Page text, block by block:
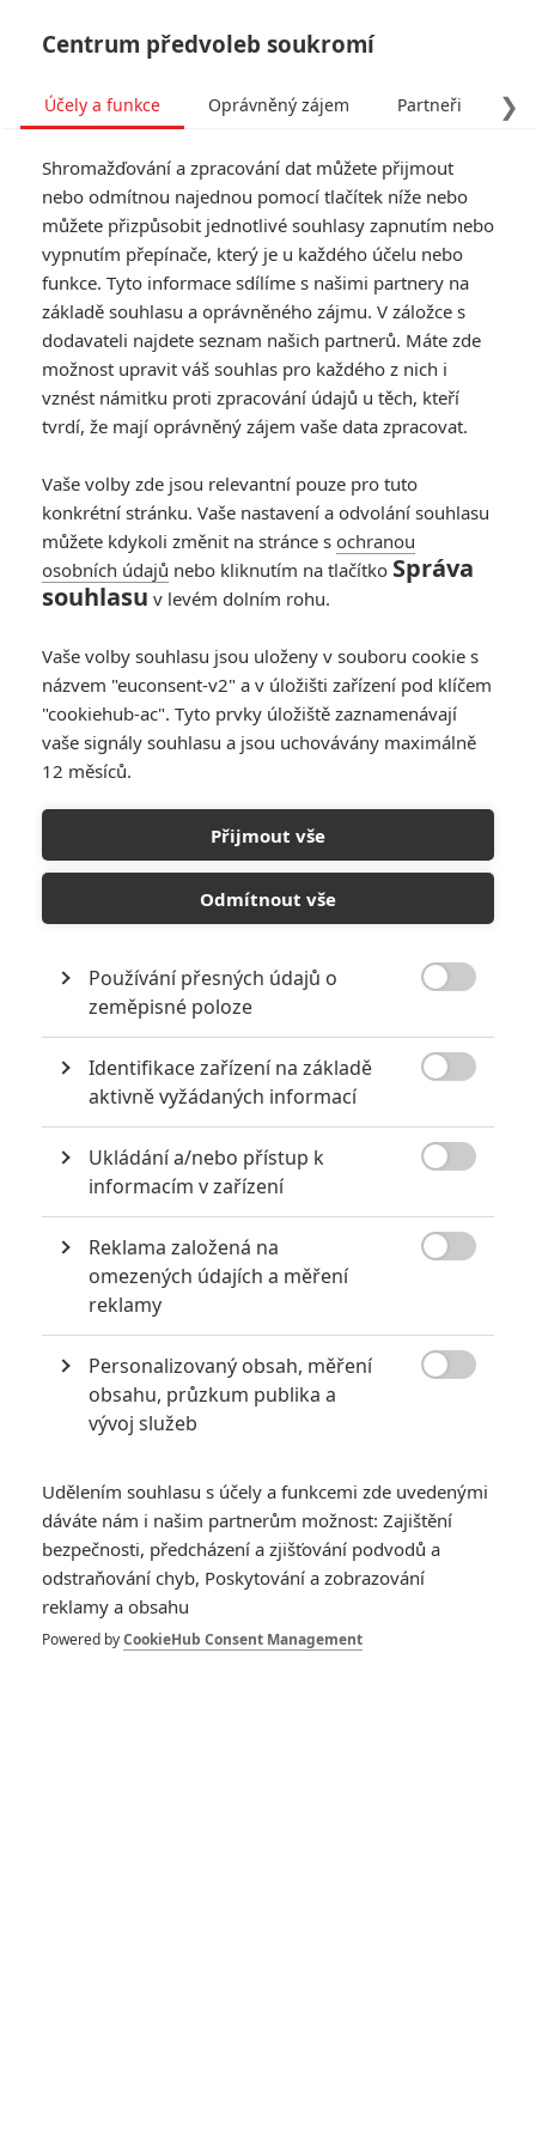
Tag: 4x4
ČLÁNKY FILMY(0) OSOBY(0) VIDEA (0)
Locked: Petr Jákl
dohlíží na thriller se
sirem Anthonym
Anarvin | 08.02.2023 06:00
RECENZE FILMŮ
10
Schnirch nebarví hnus českých dějin
narůžovo
5
Recenze: Záhada strašidelného
zámku úroveň štědrovečerních
8 Recenze: Občanská válka
6
Recenze: Godzilla x Kong: Nové
impérium
8 Recenze: Opičí muž
POSLEDNÍ KOMENTOVANÉ
3ČLÁNEK | 01.08.2026 16:40
Marvel nečekaně zrušil již schválené pokračování
1 ČLÁNEK | 30.07.2026 20:14
Děti krve a kostí: Regulérní trailer představuje akční fantasy
dobrodružství s vůní Afriky
1ČLÁNEK | 30.07.2026 12:31
Spider-Man: Zbrusu nový den – Podle recenzí máme čekat
překvapivě emotivní a osobní film
Centrum předvoleb soukromí
❯
Účely a funkce Oprávněný zájem Partneři
Shromažďování a zpracování dat můžete přijmout
nebo odmítnou najednou pomocí tlačítek níže nebo
můžete přizpůsobit jednotlivé souhlasy zapnutím nebo
vypnutím přepínače, který je u každého účelu nebo
funkce. Tyto informace sdílíme s našimi partnery na
základě souhlasu a oprávněného zájmu. V záložce s
dodavateli najdete seznam našich partnerů. Máte zde
možnost upravit váš souhlas pro každého z nich i
vznést námitku proti zpracování údajů u těch, kteří
tvrdí, že mají oprávněný zájem vaše data zpracovat.
Vaše volby zde jsou relevantní pouze pro tuto
konkrétní stránku. Vaše nastavení a odvolání souhlasu
můžete kdykoli změnit na stránce s ochranou
osobních údajů nebo kliknutím na tlačítko Správa
souhlasu v levém dolním rohu.
Vaše volby souhlasu jsou uloženy v souboru cookie s
názvem "euconsent-v2" a v úložišti zařízení pod klíčem
"cookiehub-ac". Tyto prvky úložiště zaznamenávají
vaše signály souhlasu a jsou uchovávány maximálně
12 měsíců.
Přijmout vše
Odmítnout vše
Používání přesných údajů o
zeměpisné poloze
Identifikace zařízení na základě
aktivně vyžádaných informací
Ukládání a/nebo přístup k
informacím v zařízení
Reklama založená na
omezených údajích a měření
reklamy
Personalizovaný obsah, měření
obsahu, průzkum publika a
vývoj služeb
Udělením souhlasu s účely a funkcemi zde uvedenými
dáváte nám i našim partnerům možnost: Zajištění
bezpečnosti, předcházení a zjišťování podvodů a
odstraňování chyb, Poskytování a zobrazování
reklamy a obsahu
Powered byCookieHub Consent Management